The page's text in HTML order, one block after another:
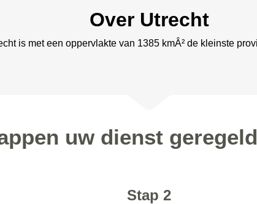
Over Utrecht
is met een oppervlakte van 1385 kmÂ² de kleinste
uw dienst
Stap 2